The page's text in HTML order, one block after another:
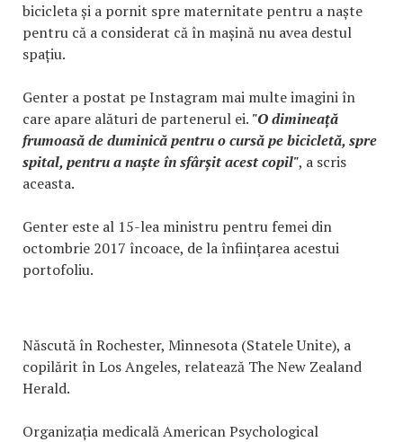
bicicleta și a pornit spre maternitate pentru a naște
pentru că a considerat că în mașină nu avea destul
spațiu.
Genter a postat pe Instagram mai multe imagini în
care apare alături de partenerul ei. "O dimineață
frumoasă de duminică pentru o cursă pe bicicletă, spre
spital, pentru a naște în sfârșit acest copil", a scris
aceasta.
Genter este al 15-lea ministru pentru femei din
octombrie 2017 încoace, de la înființarea acestui
portofoliu.
Născută în Rochester, Minnesota (Statele Unite), a
copilărit în Los Angeles, relatează The New Zealand
Herald.
Organizația medicală American Psychological